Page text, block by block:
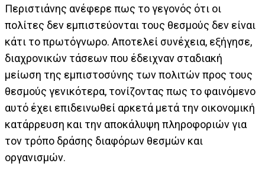
Περιστιάνης ανέφερε πως το γεγονός ότι οι
πολίτες δεν εμπιστεύονται τους θεσμούς δεν είναι
κάτι το πρωτόγνωρο. Αποτελεί συνέχεια, εξήγησε,
διαχρονικών τάσεων που έδειχναν σταδιακή
μείωση της εμπιστοσύνης των πολιτών προς τους
θεσμούς γενικότερα, τονίζοντας πως το φαινόμενο
αυτό έχει επιδεινωθεί αρκετά μετά την οικονομική
κατάρρευση και την αποκάλυψη πληροφοριών για
τον τρόπο δράσης διαφόρων θεσμών και
οργανισμών.